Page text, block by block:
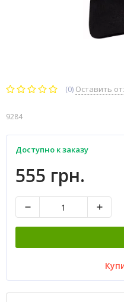
(0) Оставить
9284
Доступно к заказу
555 грн.